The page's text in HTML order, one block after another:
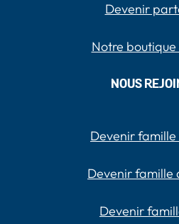
Devenir
Notre
NOUS
Devenir famille
Devenir famille
Devenir